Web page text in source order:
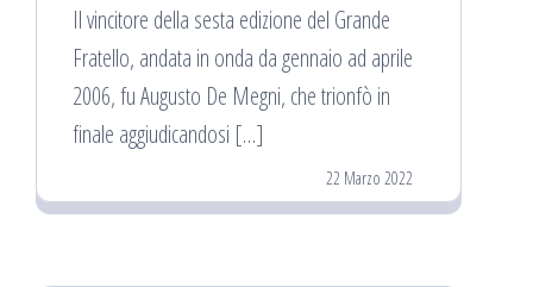
Il vincitore della sesta edizione del Grande
Fratello, andata in onda da gennaio ad aprile
2006, fu Augusto De Megni, che trionfò in
finale aggiudicandosi […]
22 Marzo 2022